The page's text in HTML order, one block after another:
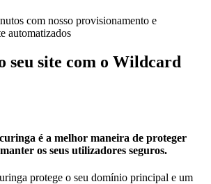
com nosso provisionamento e
automatizados
seu site com o Wildcard
é a melhor maneira de proteger
os seus utilizadores seguros.
protege o seu domínio principal e um